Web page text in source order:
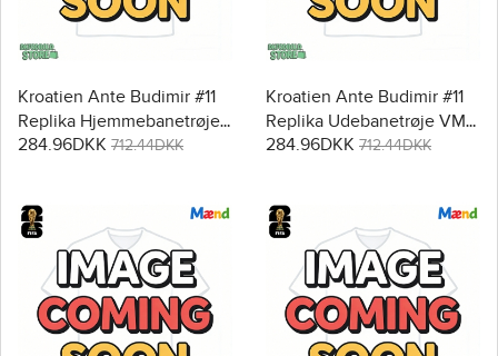
Kroatien Ante Budimir #11
Replika Hjemmebanetrøje
VM 2026 Kortærmet
284.96DKK 712.44DKK
Kroatien Ante Budimir #11
Replika Udebanetrøje VM
2026 Kortærmet
284.96DKK 712.44DKK